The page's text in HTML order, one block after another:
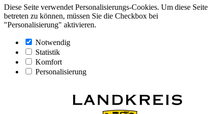
Diese Seite verwendet Personalisierungs-Cookies. Um diese Seite
betreten zu können, müssen Sie die Checkbox bei
"Personalisierung" aktivieren.
Notwendig
Statistik
Komfort
Personalisierung